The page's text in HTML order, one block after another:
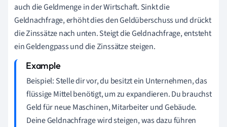
auch die Geldmenge in der Wirtschaft. Sinkt die
Geldnachfrage, erhöht dies den Geldüberschuss und drückt
die Zinssätze nach unten. Steigt die Geldnachfrage, entsteht
ein Geldengpass und die Zinssätze steigen.
Beispiel: Stelle dir vor, du besitzt ein Unternehmen, das
flüssige Mittel benötigt, um zu expandieren. Du brauchst
Geld für neue Maschinen, Mitarbeiter und Gebäude.
Deine Geldnachfrage wird steigen, was dazu führen